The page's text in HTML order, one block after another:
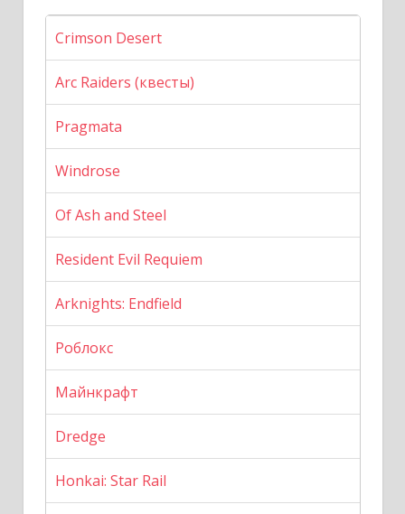
Crimson Desert
Arc Raiders (квесты)
Pragmata
Windrose
Of Ash and Steel
Resident Evil Requiem
Arknights: Endfield
Роблокс
Майнкрафт
Dredge
Honkai: Star Rail